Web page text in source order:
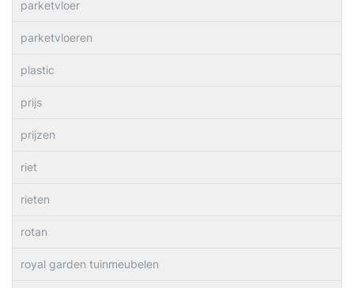
parketvloer
parketvloeren
plastic
prijs
prijzen
riet
rieten
rotan
royal garden tuinmeubelen